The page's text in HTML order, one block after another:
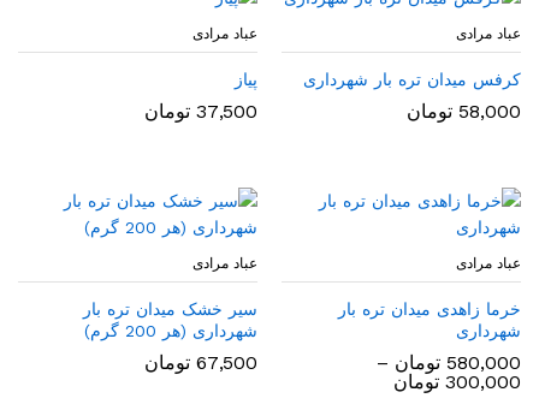
عباد مرادی
کرفس میدان تره بار شهرداری
58,000 تومان
عباد مرادی
پیاز
37,500 تومان
عباد مرادی
خرما زاهدی میدان تره بار
شهرداری
580,000 تومان –
300,000 تومان
عباد مرادی
سیر خشک میدان تره بار
شهرداری (هر 200 گرم)
67,500 تومان